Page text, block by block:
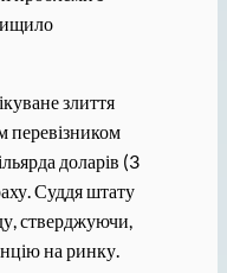
злиття
перевізником
доларів (3
Суддя штату
стверджуючи,
на ринку.